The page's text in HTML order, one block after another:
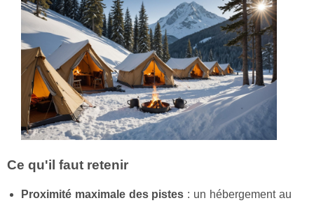
Ce qu'il faut retenir
Proximité maximale des pistes : un hébergement au